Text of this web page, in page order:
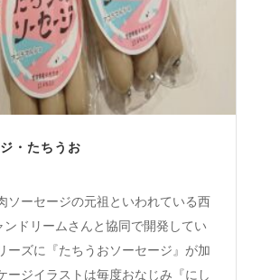
・たちうお
ソーセージの元祖といわれている西
ドリームさんと協同で開発してい
ーズに『たちうおソーセージ』が加
ージイラストは毎度おなじみ『にし